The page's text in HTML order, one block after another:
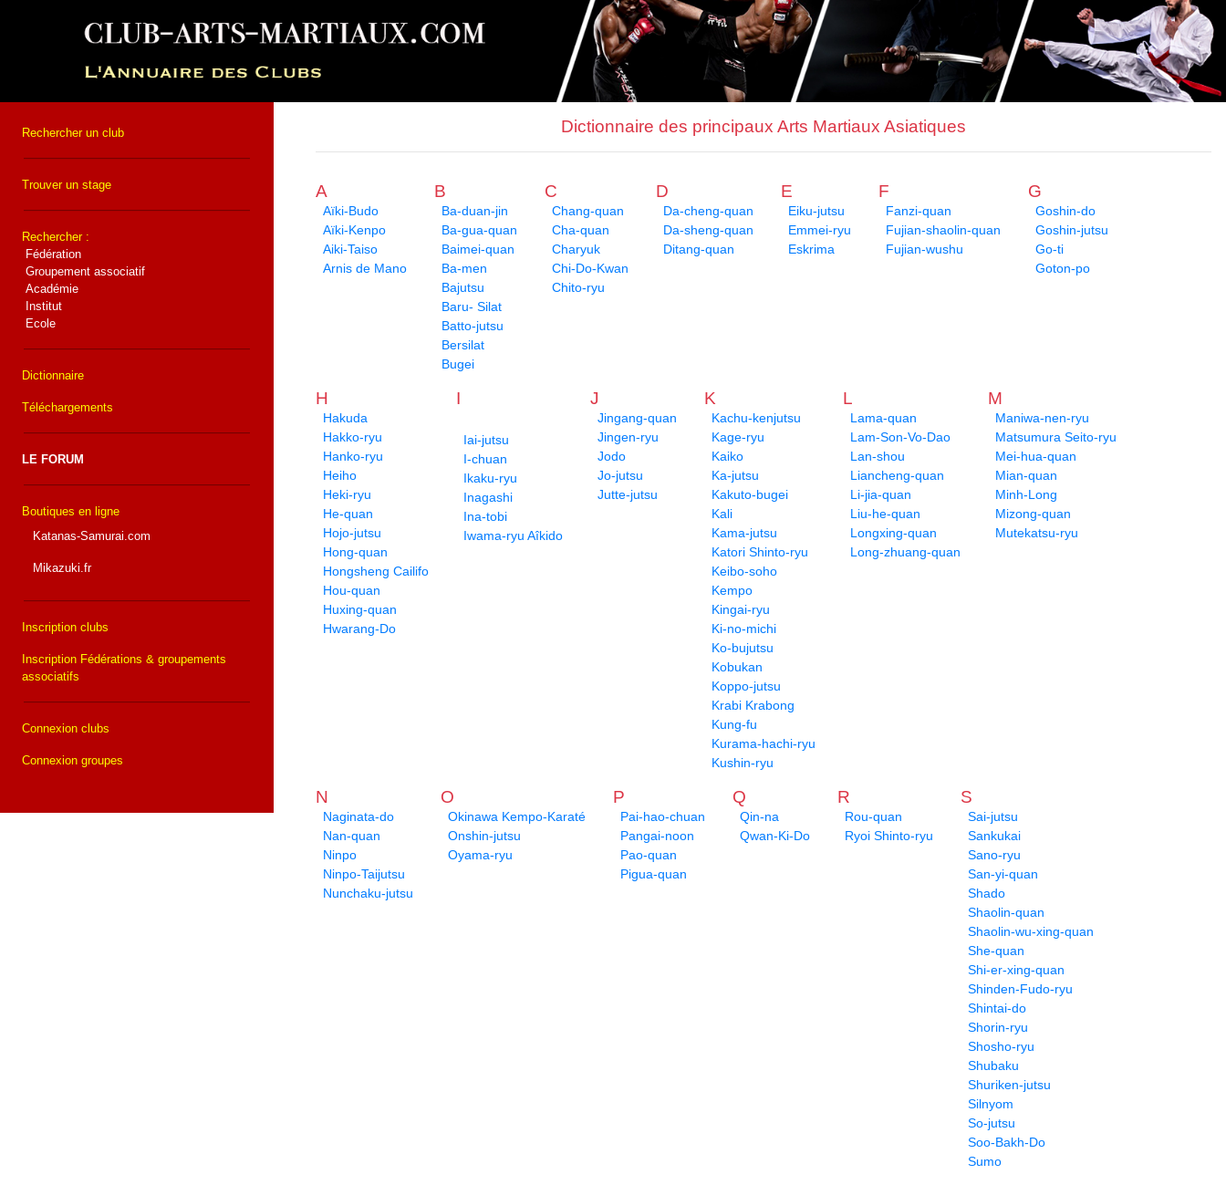
Rechercher un club
Trouver un stage
Rechercher :
Fédération
Groupement associatif
Académie
Institut
Ecole
Dictionnaire
Téléchargements
LE FORUM
Boutiques en ligne
Katanas-Samurai.com
Mikazuki.fr
Inscription clubs
Inscription Fédérations & groupements
associatifs
Connexion clubs
Connexion groupes
Dictionnaire des principaux Arts Martiaux Asiatiques
A
Aïki-Budo
Aïki-Kenpo
Aiki-Taiso
Arnis de Mano
B
Ba-duan-jin
Ba-gua-quan
Baimei-quan
Ba-men
Bajutsu
Baru- Silat
Batto-jutsu
Bersilat
Bugei
C
Chang-quan
Cha-quan
Charyuk
Chi-Do-Kwan
Chito-ryu
D
Da-cheng-quan
Da-sheng-quan
Ditang-quan
E
Eiku-jutsu
Emmei-ryu
Eskrima
F
Fanzi-quan
Fujian-shaolin-quan
Fujian-wushu
G
Goshin-do
Goshin-jutsu
Go-ti
Goton-po
H
Hakuda
Hakko-ryu
Hanko-ryu
Heiho
Heki-ryu
He-quan
Hojo-jutsu
Hong-quan
Hongsheng Cailifo
Hou-quan
Huxing-quan
Hwarang-Do
I
Iai-jutsu
I-chuan
Ikaku-ryu
Inagashi
Ina-tobi
Iwama-ryu Aîkido
J
Jingang-quan
Jingen-ryu
Jodo
Jo-jutsu
Jutte-jutsu
K
Kachu-kenjutsu
Kage-ryu
Kaiko
Ka-jutsu
Kakuto-bugei
Kali
Kama-jutsu
Katori Shinto-ryu
Keibo-soho
Kempo
Kingai-ryu
Ki-no-michi
Ko-bujutsu
Kobukan
Koppo-jutsu
Krabi Krabong
Kung-fu
Kurama-hachi-ryu
Kushin-ryu
L
Lama-quan
Lam-Son-Vo-Dao
Lan-shou
Liancheng-quan
Li-jia-quan
Liu-he-quan
Longxing-quan
Long-zhuang-quan
M
Maniwa-nen-ryu
Matsumura Seito-ryu
Mei-hua-quan
Mian-quan
Minh-Long
Mizong-quan
Mutekatsu-ryu
N
Naginata-do
Nan-quan
Ninpo
Ninpo-Taijutsu
Nunchaku-jutsu
O
Okinawa Kempo-Karaté
Onshin-jutsu
Oyama-ryu
P
Pai-hao-chuan
Pangai-noon
Pao-quan
Pigua-quan
Q
Qin-na
Qwan-Ki-Do
R
Rou-quan
Ryoi Shinto-ryu
S
Sai-jutsu
Sankukai
Sano-ryu
San-yi-quan
Shado
Shaolin-quan
Shaolin-wu-xing-quan
She-quan
Shi-er-xing-quan
Shinden-Fudo-ryu
Shintai-do
Shorin-ryu
Shosho-ryu
Shubaku
Shuriken-jutsu
Silnyom
So-jutsu
Soo-Bakh-Do
Sumo